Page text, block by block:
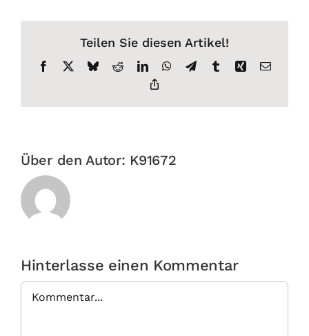
Teilen Sie diesen Artikel!
Facebook BlueskyRedditLinkedInWhatsApp
TelegramTumblrXing E-
Über den Autor: K91672
Hinterlasse einen Kommentar